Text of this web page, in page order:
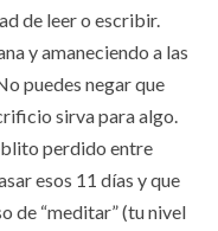
de leer o escribir.
y amaneciendo a las
puedes negar que
sirva para algo.
perdido entre
esos 11 días y que
de “meditar” (tu nivel